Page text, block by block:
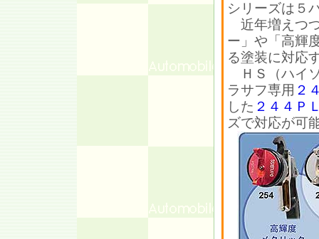
シリーズは５
近年増えつ
ー」や「高輝
る塗装に対応
ＨＳ（ハイ
ラサフ専用 ２
した ２４４Ｐ
ズで対応が可